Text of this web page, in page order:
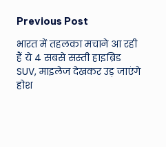
Post
navigation
Previous Post
भारत में तहलका मचाने आ रही
हैं ये 4 सबसे सस्ती हाइब्रिड
SUV, माइलेज देखकर उड़ जाएंगे
होश